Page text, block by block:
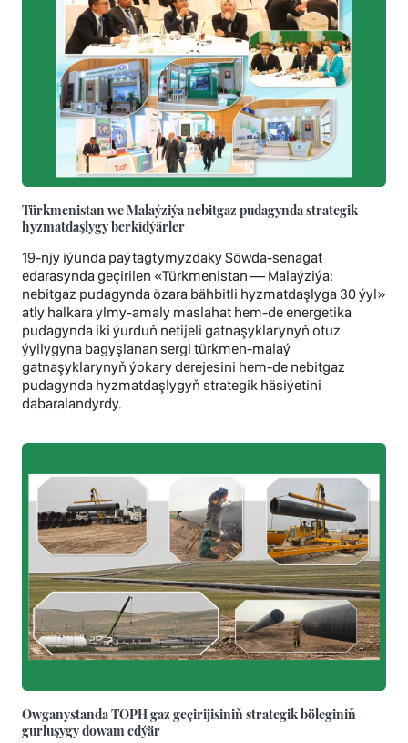
Türkmenistan we Malaýziýa nebitgaz pudagynda strategik
hyzmatdaşlygy berkidýärler
19-njy iýunda paýtagtymyzdaky Söwda-senagat
edarasynda geçirilen «Türkmenistan — Malaýziýa:
nebitgaz pudagynda özara bähbitli hyzmatdaşlyga 30 ýyl»
atly halkara ylmy-amaly maslahat hem-de energetika
pudagynda iki ýurduň netijeli gatnaşyklarynyň otuz
ýyllygyna bagyşlanan sergi türkmen-malaý
gatnaşyklarynyň ýokary derejesini hem-de nebitgaz
pudagynda hyzmatdaşlygyň strategik häsiýetini
dabaralandyrdy.
Owganystanda TOPH gaz geçirijisiniň strategik böleginiň
gurluşygy dowam edýär